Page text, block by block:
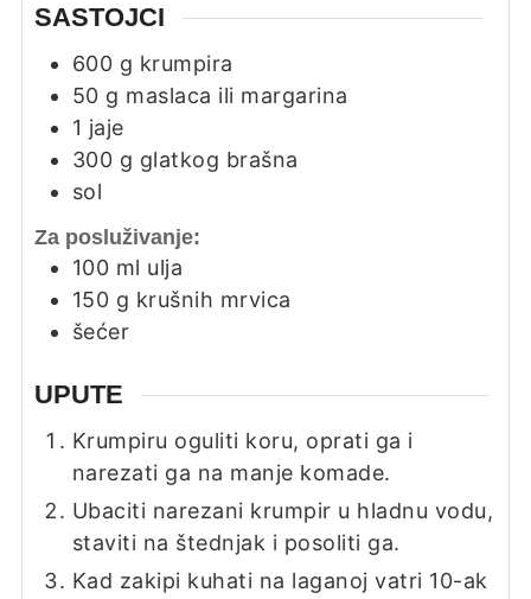
SASTOJCI
600 g krumpira
50 g maslaca ili margarina
1 jaje
300 g glatkog brašna
sol
Za posluživanje:
100 ml ulja
150 g krušnih mrvica
šećer
UPUTE
Krumpiru oguliti koru, oprati ga i
narezati ga na manje komade.
Ubaciti narezani krumpir u hladnu vodu,
staviti na štednjak i posoliti ga.
Kad zakipi kuhati na laganoj vatri 10-ak